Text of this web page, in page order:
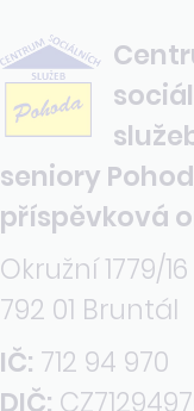
seniory
příspěvková
Okružní 1779/16
792 01 Bruntál
IČ: 712 94 970
DIČ: